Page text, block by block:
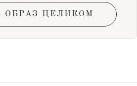
ОБРАЗ ЦЕЛИКОМ